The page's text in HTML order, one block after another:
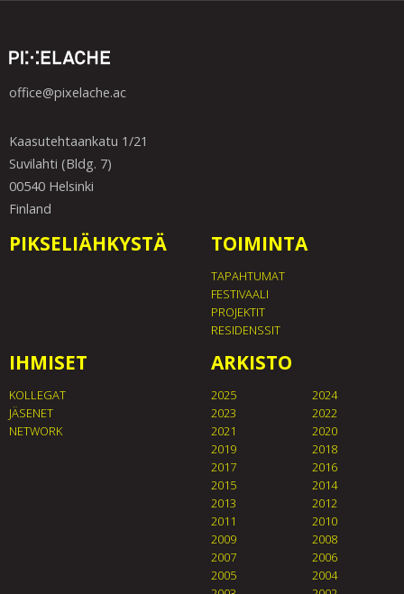
office@pixelache.ac
Kaasutehtaankatu 1/21
Suvilahti (Bldg. 7)
00540 Helsinki
Finland
PIKSELIÄHKYSTÄ TOIMINTA
TAPAHTUMAT
FESTIVAALI
PROJEKTIT
RESIDENSSIT
IHMISET
KOLLEGAT
JÄSENET
NETWORK
ARKISTO
2025
2024
2023
2022
2021
2020
2019
2018
2017
2016
2015
2014
2013
2012
2011
2010
2009
2008
2007
2006
2005
2004